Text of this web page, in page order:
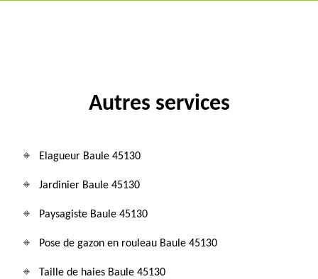
Autres services
Elagueur Baule 45130
Jardinier Baule 45130
Paysagiste Baule 45130
Pose de gazon en rouleau Baule 45130
Taille de haies Baule 45130